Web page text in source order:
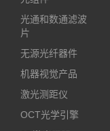
光通和数通滤波
片
无源光纤器件
机器视觉产品
激光测距仪
OCT光学引擎